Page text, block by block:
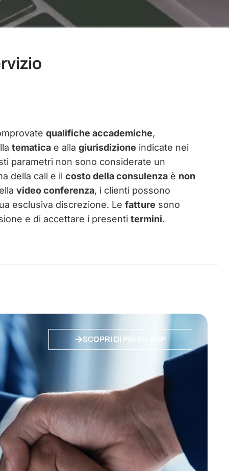
qualifiche accademiche,
tematica e alla giurisdizione indicate nei
parametri non sono considerate un
della call e il costo della consulenza è non
video conferenza, i clienti possono
esclusiva discrezione. Le fatture sono
e di accettare i presenti termini.
SCOPRI DI PIÙ SU A&P